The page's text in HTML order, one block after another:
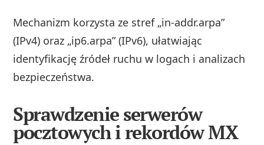
Mechanizm korzysta ze stref „in-addr.arpa”
(IPv4) oraz „ip6.arpa” (IPv6), ułatwiając
identyfikację źródeł ruchu w logach i analizach
bezpieczeństwa.
Sprawdzenie serwerów
pocztowych i rekordów MX